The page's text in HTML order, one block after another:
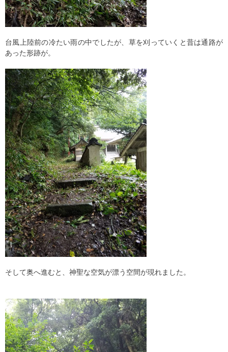
台風上陸前の冷たい雨の中でしたが、草を刈っていくと昔は通路が
あった形跡が。
そして奥へ進むと、神聖な空気が漂う空間が現れました。